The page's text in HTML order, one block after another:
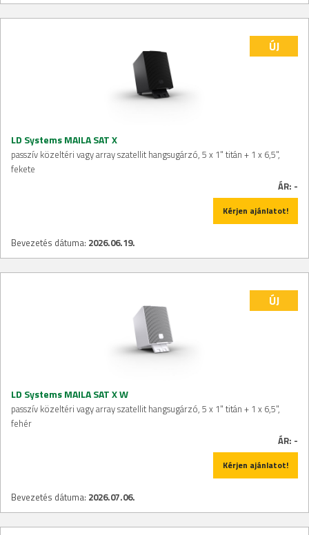
ÚJ
LD Systems MAILA SAT X
passzív közeltéri vagy array szatellit hangsugárzó, 5 x 1" titán + 1 x 6,5",
fekete
ÁR: -
Kérjen ajánlatot!
Bevezetés dátuma: 2026.06.19.
ÚJ
LD Systems MAILA SAT X W
passzív közeltéri vagy array szatellit hangsugárzó, 5 x 1" titán + 1 x 6,5",
fehér
ÁR: -
Kérjen ajánlatot!
Bevezetés dátuma: 2026.07.06.